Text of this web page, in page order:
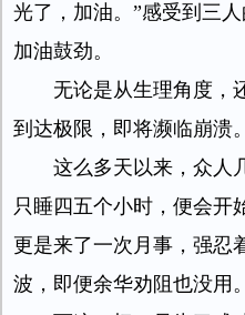
光了，加油。”感受到三
加油鼓劲。
无论是从生理角度，
到达极限，即将濒临崩溃。
这么多天以来，众人
只睡四五个小时，便会开
更是来了一次月事，强忍
波，即便余华劝阻也没用。